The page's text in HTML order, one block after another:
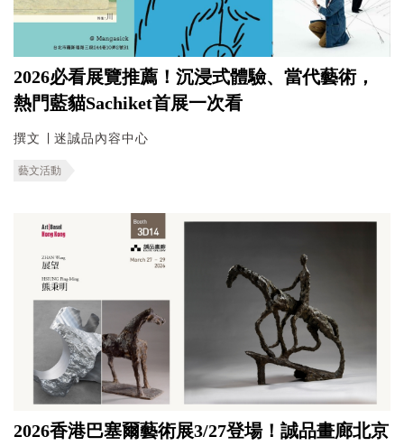
2026必看展覽推薦！沉浸式體驗、當代藝術，
熱門藍貓Sachiket首展一次看
撰文 ∣ 迷誠品內容中心
藝文活動
2026香港巴塞爾藝術展3/27登場！誠品畫廊北京